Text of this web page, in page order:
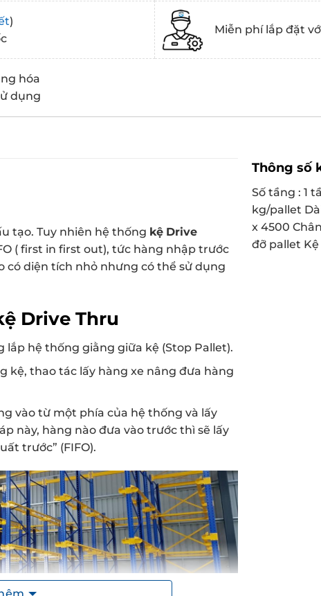
)
Miễn phí lắp đặt
hóa
dụng
tạo. Tuy nhiên hệ thống kệ Drive
( first in first out), tức hàng nhập trước
có diện tích nhỏ nhưng có thể sử dụng
Drive Thru
hệ thống giằng giữa kệ (Stop Pallet).
kệ, thao tác lấy hàng xe nâng đưa hàng
vào từ một phía của hệ thống và lấy
này, hàng nào đưa vào trước thì sẽ lấy
trước” (FIFO).
Thông số
Số tầng : 1
kg/pallet
x 4500
đỡ pallet